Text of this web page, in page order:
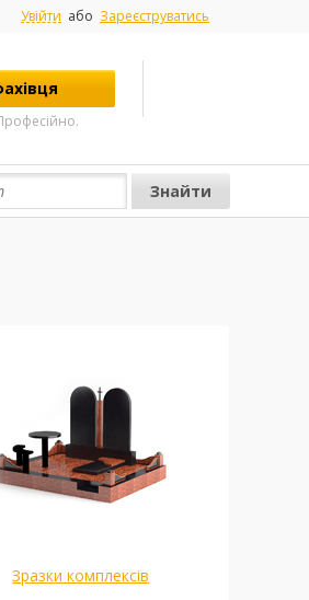
Увійти або Зареєструватись
Зразки комплексів